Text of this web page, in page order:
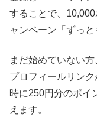
することで、
ャンペーン「ずっ
まだ始めていない
プロフィールリン
時に250円分のポイ
えます。